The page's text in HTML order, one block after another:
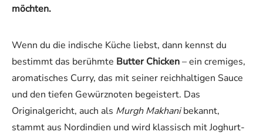
möchten.
Wenn du die indische Küche liebst, dann kennst du
bestimmt das berühmte Butter Chicken– ein cremiges,
aromatisches Curry, das mit seiner reichhaltigen Sauce
und den tiefen Gewürznoten begeistert. Das
Originalgericht, auch als Murgh Makhanibekannt,
stammt aus Nordindien und wird klassisch mit Joghurt-